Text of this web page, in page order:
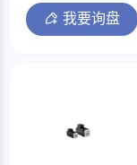
我要询盘